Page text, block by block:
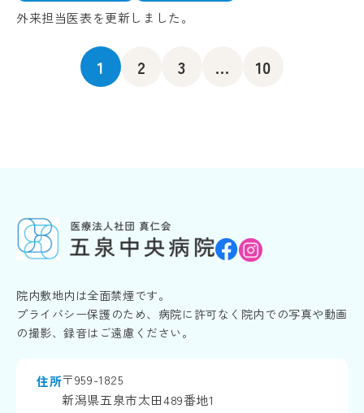
外来担当医表を更新しました。
1 2 3 ... 10
院内敷地内は全面禁煙です。
プライバシー保護のため、病院に許可なく院内での写真や動画
の撮影、録音はご遠慮ください。
住所〒959-1825
新潟県五泉市太田489番地1